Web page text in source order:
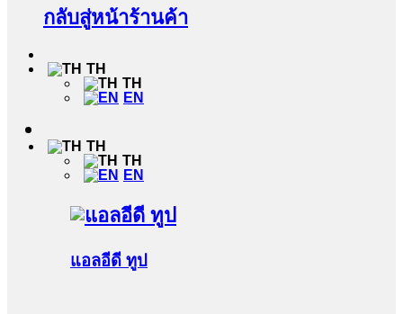
กลับสู่หน้าร้านค้า
TH
TH
EN
TH
TH
EN
แอลอีดี ทูป